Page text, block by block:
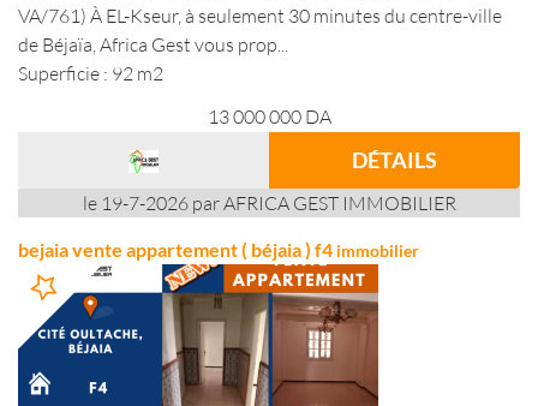
VA/761) À EL-Kseur, à seulement 30 minutes du centre-ville
de Béjaïa, Africa Gest vous prop...
Superficie : 92 m2
13 000 000 DA
DÉTAILS
le 19-7-2026 par AFRICA GEST IMMOBILIER
bejaia vente appartement ( béjaia ) f4 immobilier